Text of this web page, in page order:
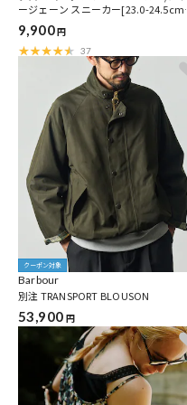
ージェーン スニーカー[23.0-24.5cm]
限定展開
9,900円
37
クーポン対象
Barbour
別注 TRANSPORT BLOUSON
53,900 円